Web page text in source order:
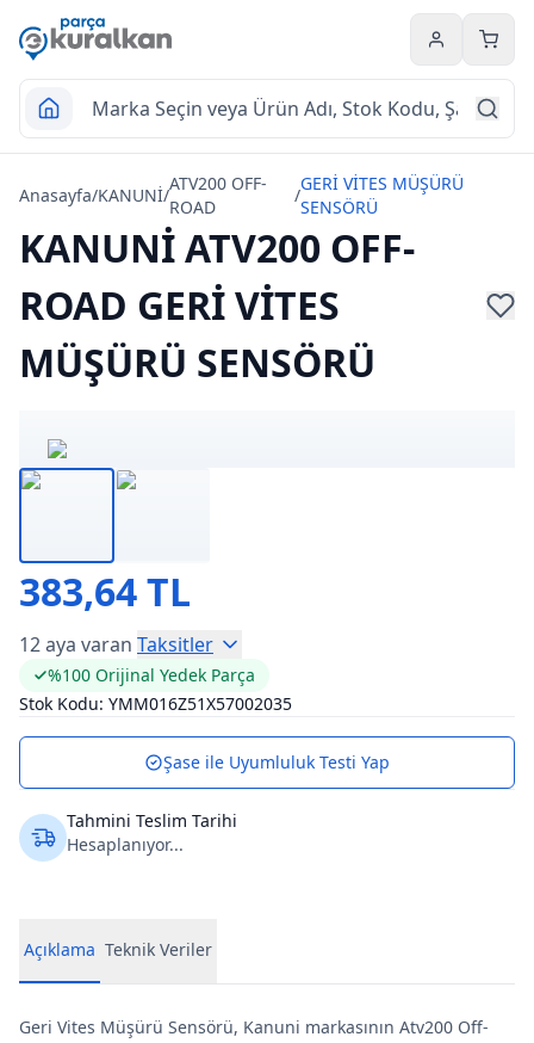
Hesabım
Anasayfa/KANUNİ/
ATV200 OFF-
ROAD
/
GERİ VİTES MÜŞÜRÜ
SENSÖRÜ
KANUNİ ATV200 OFF-
ROAD GERİ VİTES
MÜŞÜRÜ SENSÖRÜ
383,64 TL
12 aya varan Taksitler
%100 Orijinal Yedek Parça
Stok Kodu: YMM016Z51X57002035
Şase ile Uyumluluk Testi Yap
Tahmini Teslim Tarihi
Hesaplanıyor...
Açıklama Teknik Veriler
Geri Vites Müşürü Sensörü, Kanuni markasının Atv200 Off-